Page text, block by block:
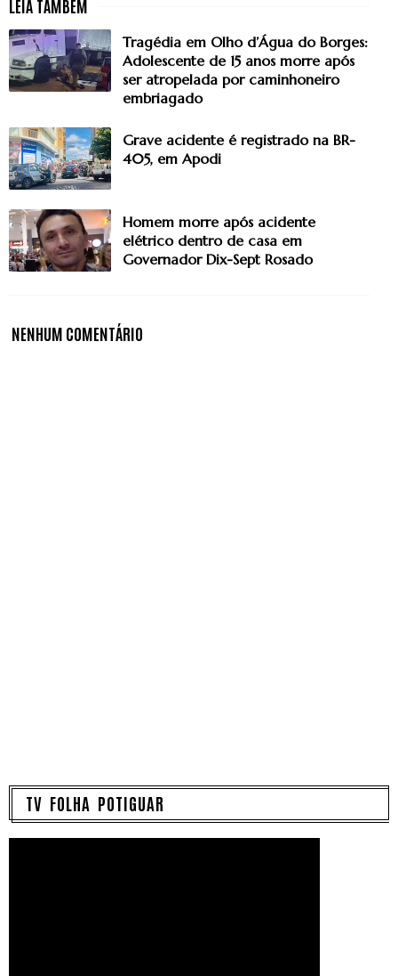
Tragédia em Olho d’Água do Borges:
Adolescente de 15 anos morre após
ser atropelada por caminhoneiro
embriagado
Grave acidente é registrado na BR-
405, em Apodi
Homem morre após acidente
elétrico dentro de casa em
Governador Dix-Sept Rosado
NENHUM COMENTÁRIO
TV FOLHA POTIGUAR